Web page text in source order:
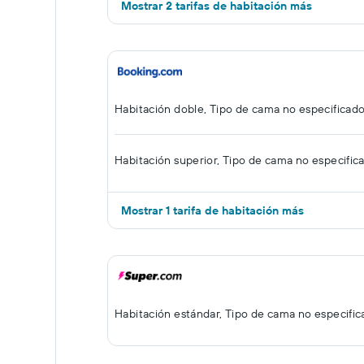
Mostrar 2 tarifas de habitación más
Habitación doble, Tipo de cama no especificado
Habitación superior, Tipo de cama no
Mostrar 1 tarifa de habitación más
Habitación estándar, Tipo de cama no